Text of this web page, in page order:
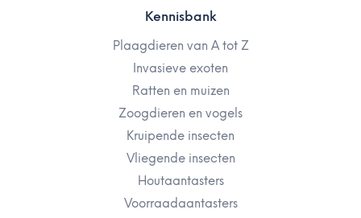
Kennisbank
Plaagdieren van A tot Z
Invasieve exoten
Ratten en muizen
Zoogdieren en vogels
Kruipende insecten
Vliegende insecten
Houtaantasters
Voorraadaantasters